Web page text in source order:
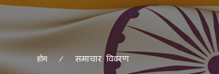
होम समाचार विवरण